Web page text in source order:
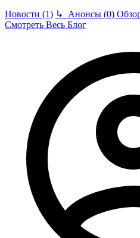
Новости (1) ↳ Анонсы (0)
Смотреть Весь Блог